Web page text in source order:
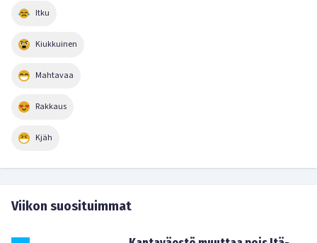
Itku
Kiukkuinen
Mahtavaa
Rakkaus
Kjäh
Viikon suosituimmat